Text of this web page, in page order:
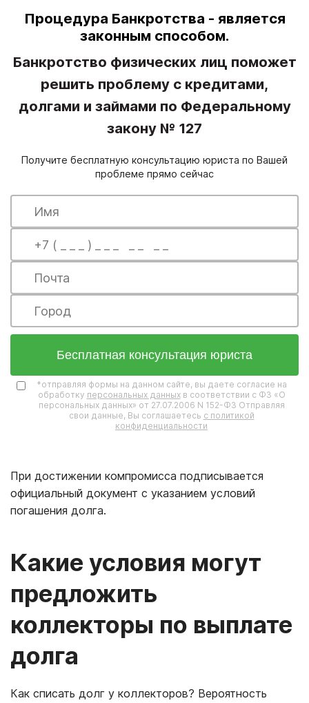
Процедура Банкротства - является
законным способом.
Банкротство физических лиц поможет
решить проблему с кредитами,
долгами и займами по Федеральному
закону № 127
Получите бесплатную консультацию юриста по Вашей
проблеме прямо сейчас
Бесплатная консультация юриста
*отправляя формы на данном сайте, вы даете согласие на
обработку персональных данныхв соответствии с ФЗ «О
персональных данных» от 27.07.2006 N 152-ФЗ Отправляя
свои данные, Вы соглашаетесь с политикой
конфиденциальности
При достижении компромисса подписывается
официальный документ с указанием условий
погашения долга.
Какие условия могут
предложить
коллекторы по выплате
долга
Как списать долг у коллекторов? Вероятность